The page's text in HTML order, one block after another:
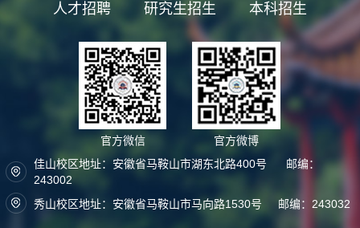
本科招生
研究生招生
人才招聘
官方微信
官方微博
佳山校区地址：安徽省马鞍山市湖东北路400号 邮编：
243002
秀山校区地址：安徽省马鞍山市马向路1530号 邮编：243032